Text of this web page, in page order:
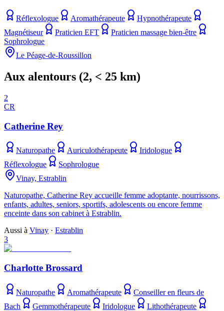
Réflexologue Aromathérapeute
Hypnothérapeute
Magnétiseur
Praticien EFT
Praticien massage bien-être
Sophrologue
Le Péage-de-Roussillon
Aux alentours (2, < 25 km)
2
CR
Catherine Rey
Naturopathe Auriculothérapeute
Iridologue
Réflexologue
Sophrologue
Vinay, Estrablin
Naturopathe, Catherine Rey accueille femme adoptante, nourrissons,
enfants, adultes, seniors, sportifs, adolescents ou encore femme
enceinte dans son cabinet à Estrablin.
Aussi à Vinay · Estrablin
3
Charlotte Brossard
Naturopathe Aromathérapeute
Conseiller en fleurs de
Bach
Gemmothérapeute Iridologue
Lithothérapeute